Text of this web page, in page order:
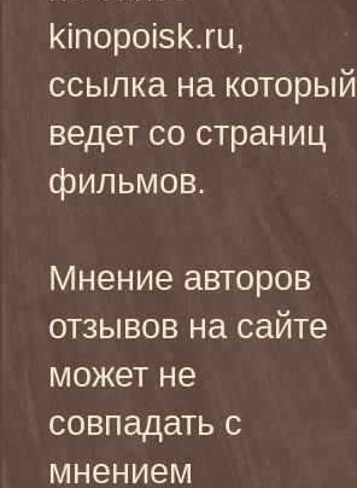
kinopoisk.ru,
ссылка на который
ведет со страниц
фильмов.
Мнение авторов
отзывов на сайте
может не
совпадать с
мнением